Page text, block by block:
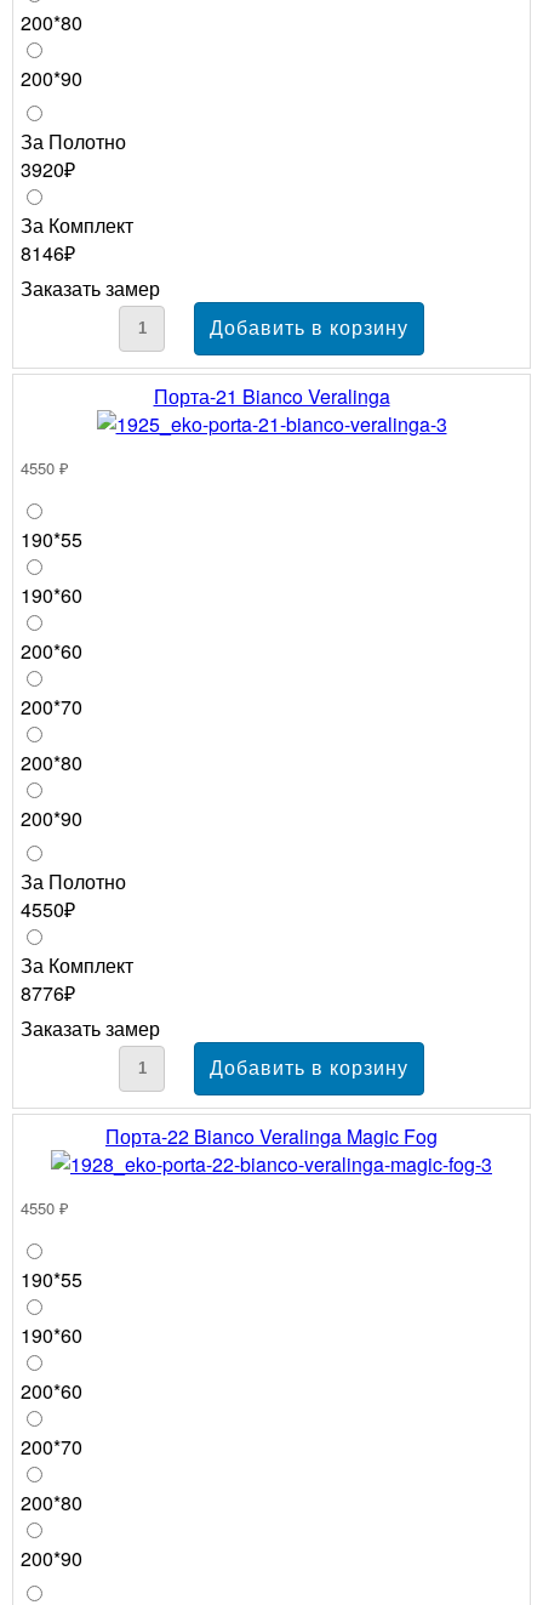
200*80
200*90
За Полотно
3920₽
За Комплект
8146₽
Заказать замер
Порта-21 Bianco Veralinga
4550 ₽
190*55
190*60
200*60
200*70
200*80
200*90
За Полотно
4550₽
За Комплект
8776₽
Заказать замер
Порта-22 Bianco Veralinga Magic Fog
4550 ₽
190*55
190*60
200*60
200*70
200*80
200*90